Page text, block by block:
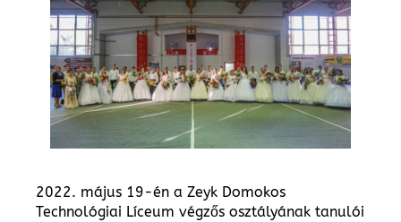
2022. május 19-én a Zeyk Domokos
Technológiai Líceum végzős osztályának tanulói